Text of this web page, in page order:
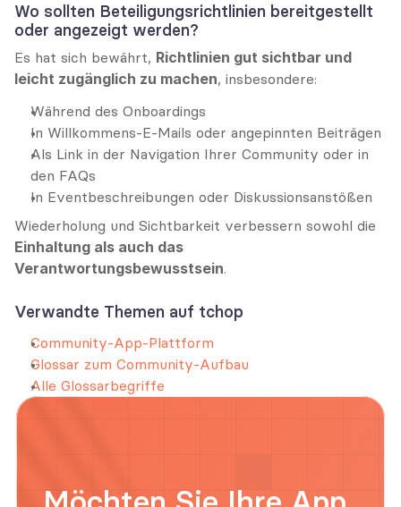
Wo sollten Beteiligungsrichtlinien bereitgestellt
oder angezeigt werden?
Es hat sich bewährt, Richtlinien gut sichtbar und
leicht zugänglich zu machen, insbesondere:
Während des Onboardings
In Willkommens-E-Mails oder angepinnten Beiträgen
Als Link in der Navigation Ihrer Community oder in
den FAQs
In Eventbeschreibungen oder Diskussionsanstößen
Einhaltung als auch das
Verantwortungsbewusstsein.
Verwandte Themen auf tchop
Community-App-Plattform
Glossar zum Community-Aufbau
Alle Glossarbegriffe